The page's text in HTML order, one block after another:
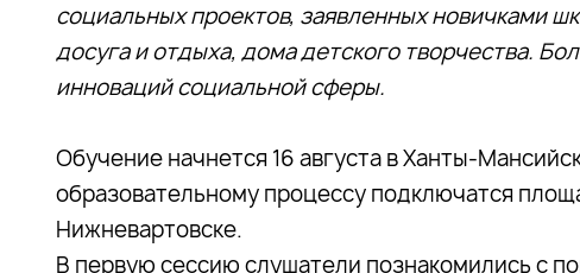
социальных проектов, заявленных новичками
досуга и отдыха, дома детского творчества.
инноваций социальной сферы.
Обучение начнется 16 августа в Ханты-
образовательному процессу подключатся
Нижневартовске.
В первую сессию слушатели познакомились с